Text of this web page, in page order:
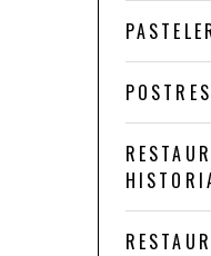
POSTRES